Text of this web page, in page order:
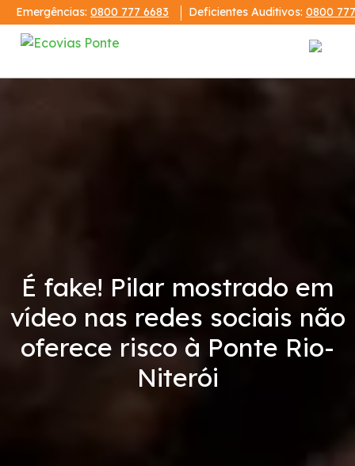
Emergências: 0800 777 6683 Deficientes Auditivos: 0800
Condições da Via
Revistas
É fake! Pilar mostrado em
vídeo nas redes sociais não
oferece risco à Ponte Rio-
Niterói